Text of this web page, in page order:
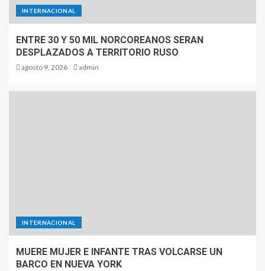
INTERNACIONAL
ENTRE 30 Y 50 MIL NORCOREANOS SERAN
DESPLAZADOS A TERRITORIO RUSO
agosto 9, 2026 admin
INTERNACIONAL
MUERE MUJER E INFANTE TRAS VOLCARSE UN
BARCO EN NUEVA YORK